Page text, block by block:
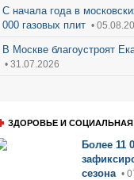
С начала года в
000 газовых плит •
В Москве благоустроят
• 31.07.2026
ЗДОРОВЬЕ И СОЦИАЛЬНАЯ
Более 11
сезона •